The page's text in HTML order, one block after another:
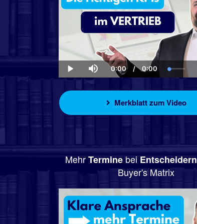
Play Mute
Current
Time
0:00 / Duration
0:00 Loaded
0.00%
Merkblatt zum Video
MehrTermine bei Entscheidern
Buyer's Matrix